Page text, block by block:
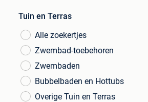
Tuin en Terras
Alle zoekertjes
Zwembad-toebehoren
Zwembaden
Bubbelbaden en Hottubs
Overige Tuin en Terras